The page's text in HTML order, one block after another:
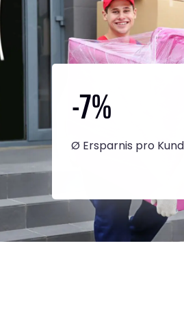
-7%
Ø Ersparnis pro